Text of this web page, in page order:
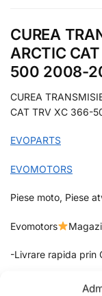
CUREA
ARCTIC
500 2008-
CUREA
CAT TRV XC 366-
EVOPARTS
EVOMOTORS
Piese moto, Piese
Evomotors
-Livrare rapida prin
-Plata securizata